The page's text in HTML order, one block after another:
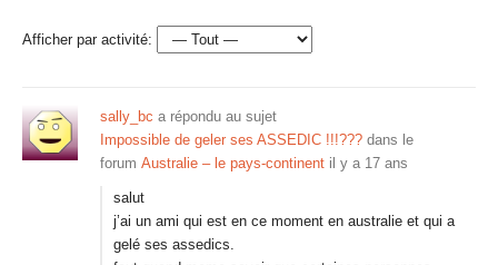
Afficher par activité:
sally_bc a répondu au sujet
Impossible de geler ses ASSEDIC !!!??? dans le
forum Australie – le pays-continent il y a 17 ans
salut
j’ai un ami qui est en ce moment en australie et qui a
gelé ses assedics.